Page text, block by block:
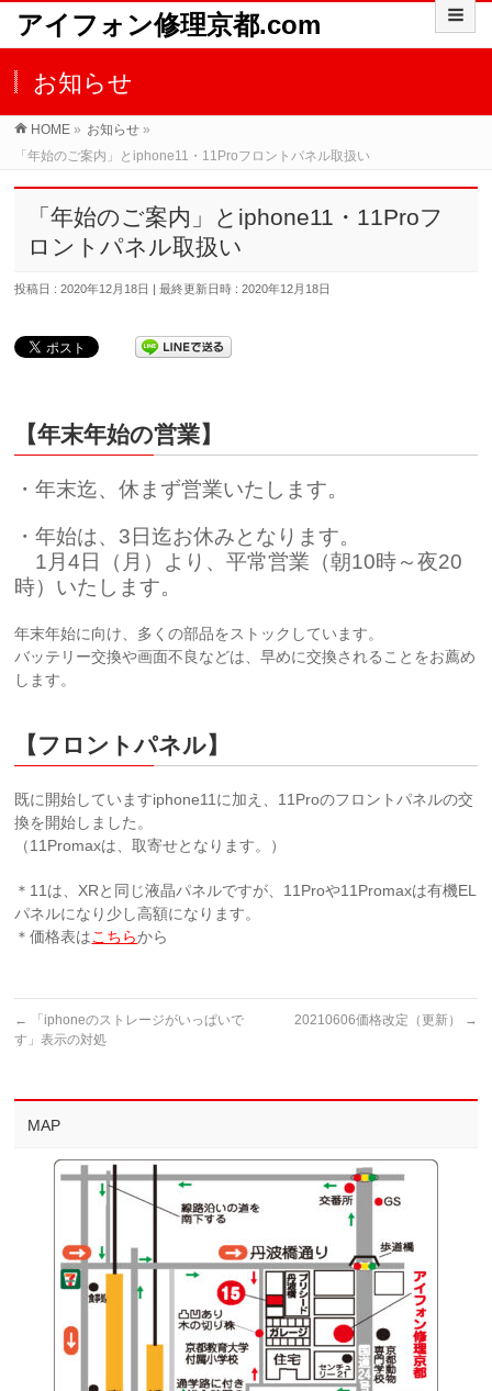
アイフォン修理京都.com
お知らせ
HOME » お知らせ »
「年始のご案内」とiphone11・11Proフロントパネル取扱い
「年始のご案内」とiphone11・11Proフ
ロントパネル取扱い
投稿日 : 2020年12月18日 最終更新日時 : 2020年12月18日
【年末年始の営業】
・年末迄、休まず営業いたします。
・年始は、3日迄お休みとなります。
1月4日（月）より、平常営業（朝10時～夜20
時）いたします。
年末年始に向け、多くの部品をストックしています。
バッテリー交換や画面不良などは、早めに交換されることをお薦め
します。
【フロントパネル】
既に開始していますiphone11に加え、11Proのフロントパネルの交
換を開始しました。
（11Promaxは、取寄せとなります。）
＊11は、XRと同じ液晶パネルですが、11Proや11Promaxは有機EL
パネルになり少し高額になります。
＊価格表はこちらから
←
「iphoneのストレージがいっぱいで
す」表示の対処
20210606価格改定（更新） →
MAP